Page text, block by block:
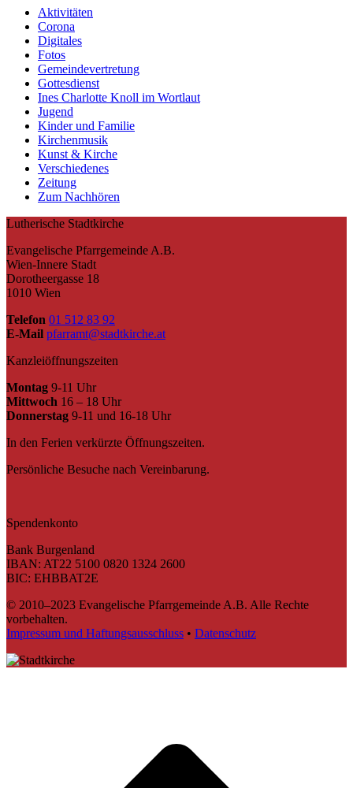
Aktivitäten
Corona
Digitales
Fotos
Gemeindevertretung
Gottesdienst
Ines Charlotte Knoll im Wortlaut
Jugend
Kinder und Familie
Kirchenmusik
Kunst & Kirche
Verschiedenes
Zeitung
Zum Nachhören
Lutherische Stadtkirche
Evangelische Pfarrgemeinde A.B.
Wien-Innere Stadt
Dorotheergasse 18
1010 Wien
Telefon 01 512 83 92
E-Mail pfarramt@stadtkirche.at
Kanzleiöffnungszeiten
Montag 9-11 Uhr
Mittwoch 16 – 18 Uhr
Donnerstag 9-11 und 16-18 Uhr
In den Ferien verkürzte Öffnungszeiten.
Persönliche Besuche nach Vereinbarung.
Spendenkonto
Bank Burgenland
IBAN: AT22 5100 0820 1324 2600
BIC: EHBBAT2E
© 2010–2023 Evangelische Pfarrgemeinde A.B. Alle Rechte
vorbehalten.
Impressum und Haftungsausschluss • Datenschutz